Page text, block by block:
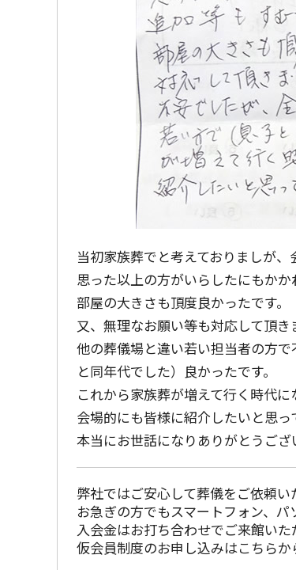
当初家族葬でと考えておりましが、
思った以上の方がいらしたにもかか
部屋の大きさも頂度良かったです。
又、無理なお願い等も対応して頂き
他の葬儀場と違い若い担当者の方
と同年代でした）良かったです。
これから家族葬が増えて行く時代に
会場的にも皆様に紹介したいと思っ
本当にお世話になりありがとうござ
弊社ではご安心して葬儀をご依頼い
お急ぎの方でもスマートフォン、パ
入会金はお打ち合わせでご来館いた
仮会員制度のお申し込みはこちらか